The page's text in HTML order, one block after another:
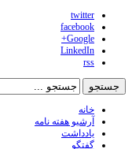
twitter
facebook
Google+
LinkedIn
آرشیو هفته نامه
یادداشت
گفتگو